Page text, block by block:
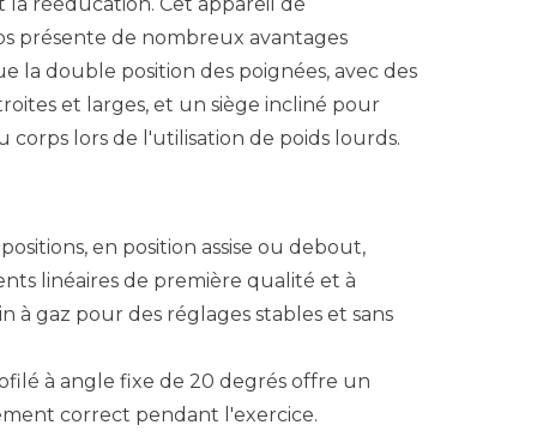
rééducation. Cet appareil de
présente de nombreux avantages
la double position des poignées, avec des
et larges, et un siège incliné pour
corps lors de l'utilisation de poids lourds.
en position assise ou debout,
linéaires de première qualité et à
à gaz pour des réglages stables et sans
à angle fixe de 20 degrés offre un
correct pendant l'exercice.